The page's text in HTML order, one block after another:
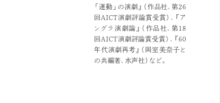
「運動」の演劇』（作品社、第26
回AICT演劇評論賞受賞）、『ア
ングラ演劇論』（作品社、第18
回AICT演劇評論賞受賞）、『60
年代演劇再考』（岡室美奈子と
の共編著、水声社）など。